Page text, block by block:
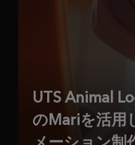
UTS Animal
のMariを活用